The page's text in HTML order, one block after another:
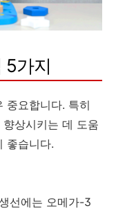
5가지
중요합니다. 특히
상시키는 데 도움
좋습니다.
선에는 오메가-3